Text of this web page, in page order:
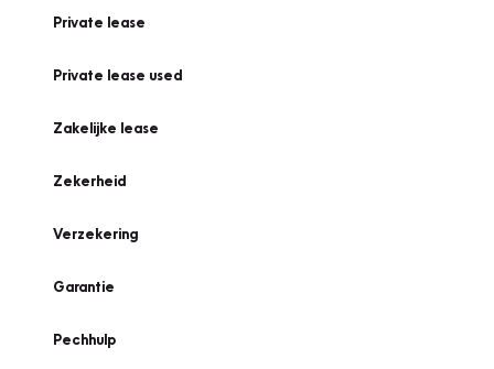
Private lease
Private lease used
Zakelijke lease
Zekerheid
Verzekering
Garantie
Pechhulp